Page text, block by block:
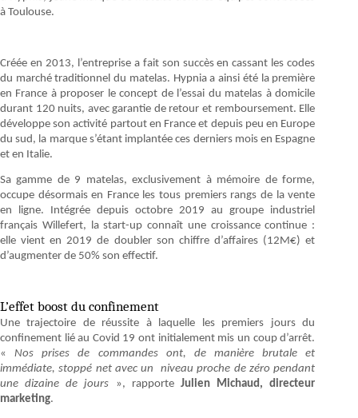
à Toulouse.
Créée en 2013, l’entreprise a fait son succès en cassant les codes
du marché traditionnel du matelas. Hypnia a ainsi été la première
en France à proposer le concept de l’essai du matelas à domicile
durant 120 nuits, avec garantie de retour et remboursement. Elle
développe son activité partout en France et depuis peu en Europe
du sud, la marque s’étant implantée ces derniers mois en Espagne
et en Italie.
Sa gamme de 9 matelas, exclusivement à mémoire de forme,
occupe désormais en France les tous premiers rangs de la vente
en ligne. Intégrée depuis octobre 2019 au groupe industriel
français Willefert, la start-up connaît une croissance continue :
elle vient en 2019 de doubler son chiffre d’affaires (12M€) et
d’augmenter de 50% son effectif.
L’effet boost du confinement
Une trajectoire de réussite à laquelle les premiers jours du
confinement lié au Covid 19 ont initialement mis un coup d’arrêt.
«Nos prises de commandes ont, de manière brutale et
immédiate, stoppé net avec un niveau proche de zéro pendant
une dizaine de jours », rapporte Julien Michaud, directeur
marketing.